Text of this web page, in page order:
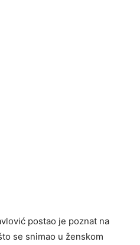
postao je poznat na
se snimao u ženskom